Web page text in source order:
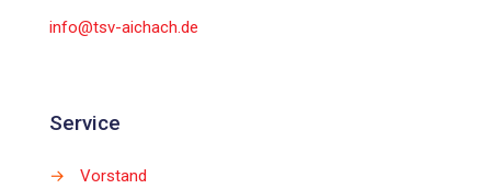
info@tsv-aichach.de
Service
→
Vorstand